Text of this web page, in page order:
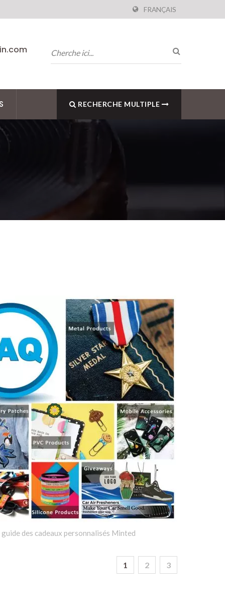
FRANÇAIS
RECHERCHE MULTIPLE
guide des cadeaux personnalisés Minted
1 2 3